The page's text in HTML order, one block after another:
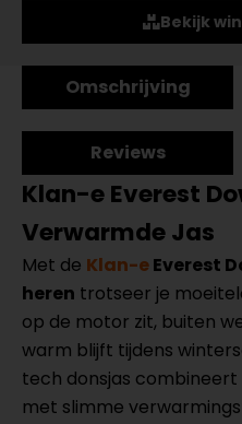
Bekijk
Omschrijving
Reviews
Klan-e Everest
Verwarmde Jas
Met de Klan-eEverest
heren trotseer je
op de motor zit, buiten
warm blijft tijdens
tech donsjas
met slimme